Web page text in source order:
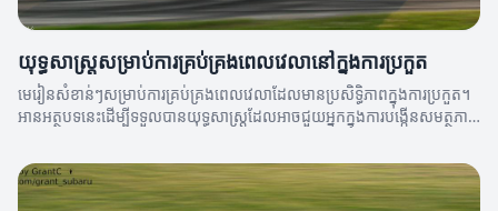
យុទ្ធសាស្ត្រសម្រាប់ការគ្រប់គ្រងពេលវេលានៅក្នុងការប្រកួត
មេរៀនសំខាន់ៗសម្រាប់ការគ្រប់គ្រងពេលវេលាដែលមានប្រសិទ្ធិភាពក្នុងការប្រកួត។
អានអត្ថបទនេះដើម្បីទទួលបានយុទ្ធសាស្ត្រដែលអាចជួយអ្នកក្នុងការបង្កើនសមត្ថភាព